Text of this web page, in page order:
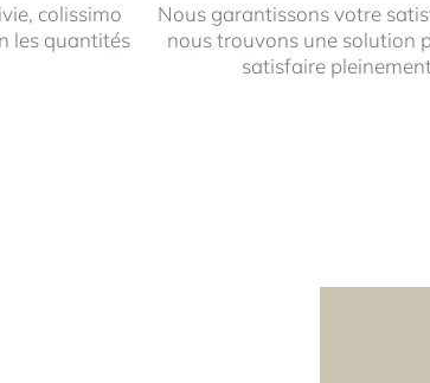
colissimo
les quantités
Nous garantissons votre
nous trouvons une solution
satisfaire